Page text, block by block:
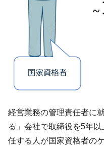
経営業務の管理責任者に
る」会社で取締役を5年
任する人が国家資格者のケ